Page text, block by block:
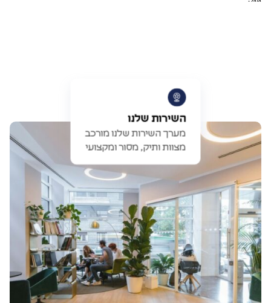
השירות שלנו
מערך השירות שלנו מורכב
מצוות ותיק, מסור ומקצועי